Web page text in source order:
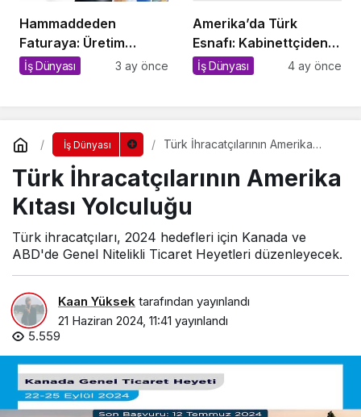
Hammaddeden
Faturaya: Üretim
İşletmelerinde Kopuk
İş Dünyası 3 ay önce
Amerika’da Türk
Esnafı: Kabinettçiden
Amazon Kitapçısına
İş Dünyası 4 ay önce
İş Dünyası
Türk İhracatçılarının Amerika
Türk İhracatçılarının Amerika
Kıtası Yolculuğu
Türk ihracatçıları, 2024 hedefleri için Kanada ve
ABD'de Genel Nitelikli Ticaret Heyetleri düzenleyecek.
Kaan Yüksek tarafından yayınlandı
21 Haziran 2024, 11:41 yayınlandı
5.559